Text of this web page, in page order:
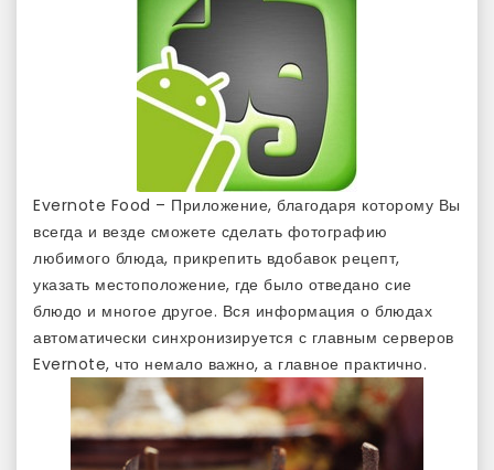
Evernote Food – Приложение, благодаря которому Вы
всегда и везде сможете сделать фотографию
любимого блюда, прикрепить вдобавок рецепт,
указать местоположение, где было отведано сие
блюдо и многое другое. Вся информация о блюдах
автоматически синхронизируется с главным серверов
Evernote, что немало важно, а главное практично.